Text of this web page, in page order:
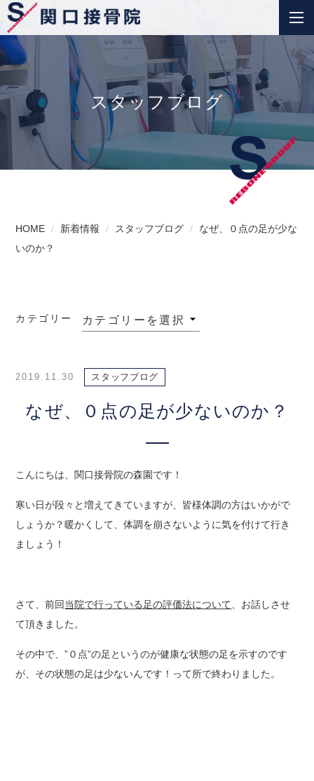
スタッフブログ
HOME 新着情報 スタッフブログ
なぜ、０点の足が少な
いのか？
カテゴリー
2019.11.30 スタッフブログ
なぜ、０点の足が少ないのか？
こんにちは、関口接骨院の森園です！
寒い日が段々と増えてきていますが、皆様体調の方はいかがで
しょうか？暖かくして、体調を崩さないように気を付けて行き
ましょう！
さて、前回当院で行っている足の評価法について 、お話しさせ
て頂きました。
その中で、”０点”の足というのが健康な状態の足を示すのです
が、その状態の足は少ないんです！って所で終わりました。